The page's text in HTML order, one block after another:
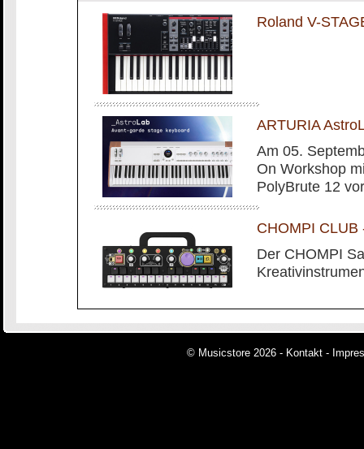
Roland V-
ARTURIA
Am 05.
On Workshop
PolyBrute 12
CHOMPI CLUB
Der CHOMPI
© Musicstore 2026 - Kontakt -